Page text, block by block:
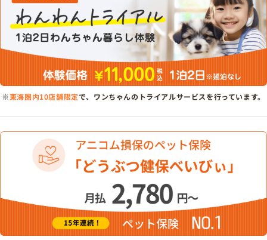
※東海圏内10店舗限定で、ワンちゃんのトライアルサービスを行っています。